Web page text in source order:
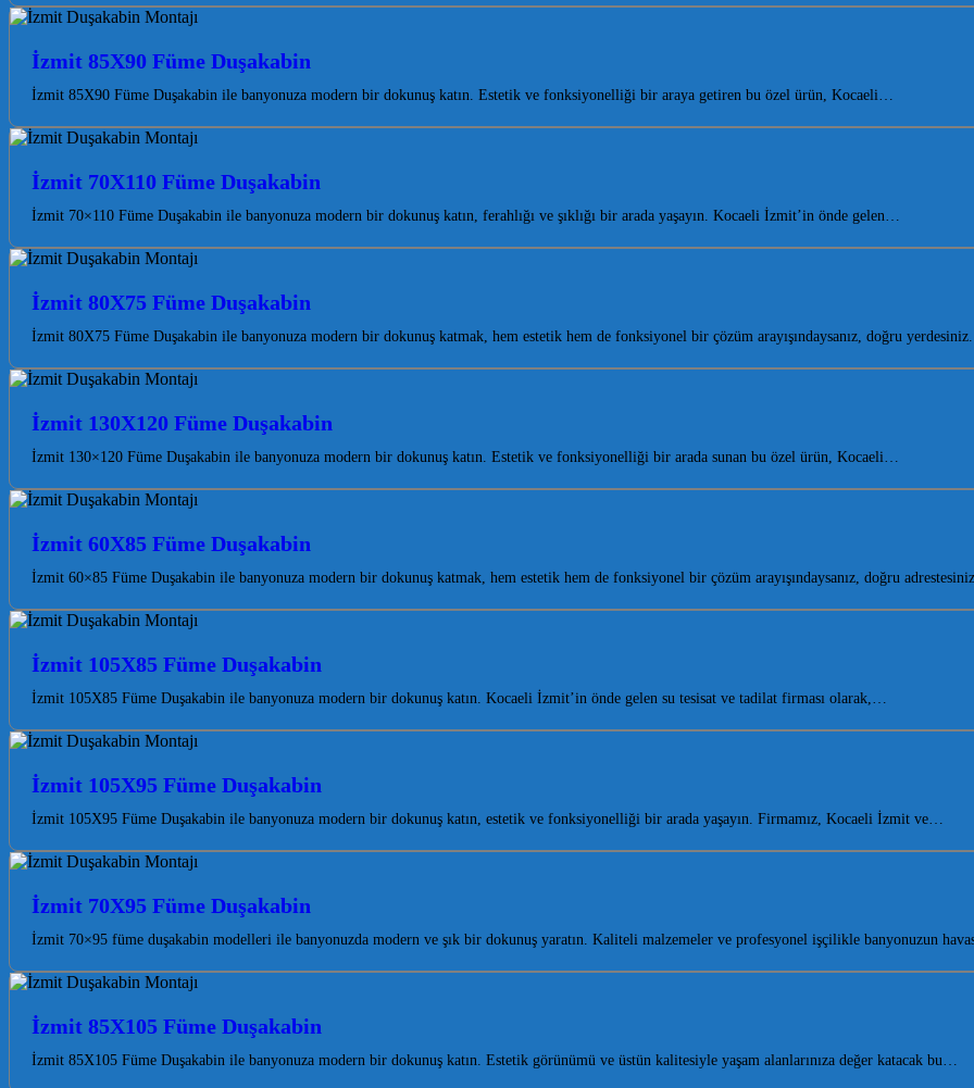
İzmit 85X90 Füme Duşakabin
İzmit 85X90 Füme Duşakabin ile banyonuza modern bir dokunuş katın. Estetik ve fonksiyonelliği bir araya getiren bu özel ürün, Kocaeli…
İzmit 70X110 Füme Duşakabin
İzmit 70×110 Füme Duşakabin ile banyonuza modern bir dokunuş katın, ferahlığı ve şıklığı bir arada yaşayın. Kocaeli İzmit’in önde gelen…
İzmit 80X75 Füme Duşakabin
İzmit 80X75 Füme Duşakabin ile banyonuza modern bir dokunuş katmak, hem estetik hem de fonksiyonel bir çözüm arayışındaysanız, doğru
İzmit 130X120 Füme Duşakabin
İzmit 130×120 Füme Duşakabin ile banyonuza modern bir dokunuş katın. Estetik ve fonksiyonelliği bir arada sunan bu özel ürün, Kocaeli…
İzmit 60X85 Füme Duşakabin
İzmit 60×85 Füme Duşakabin ile banyonuza modern bir dokunuş katmak, hem estetik hem de fonksiyonel bir çözüm arayışındaysanız, doğru
İzmit 105X85 Füme Duşakabin
İzmit 105X85 Füme Duşakabin ile banyonuza modern bir dokunuş katın. Kocaeli İzmit’in önde gelen su tesisat ve tadilat firması olarak,…
İzmit 105X95 Füme Duşakabin
İzmit 105X95 Füme Duşakabin ile banyonuza modern bir dokunuş katın, estetik ve fonksiyonelliği bir arada yaşayın. Firmamız, Kocaeli İzmit ve…
İzmit 70X95 Füme Duşakabin
İzmit 70×95 füme duşakabin modelleri ile banyonuzda modern ve şık bir dokunuş yaratın. Kaliteli malzemeler ve profesyonel işçilikle banyonuzun
İzmit 85X105 Füme Duşakabin
İzmit 85X105 Füme Duşakabin ile banyonuza modern bir dokunuş katın. Estetik görünümü ve üstün kalitesiyle yaşam alanlarınıza değer katacak bu…